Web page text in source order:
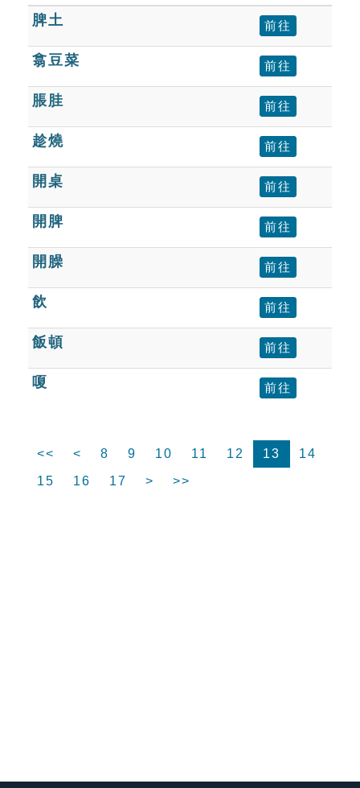
生命大百科索引
遊戲專區
教學應用
貓頭鷹博士
脾土 前往
翕豆菜 前往
脹胿 前往
趁燒 前往
開桌 前往
開脾 前往
開臊 前往
飲 前往
飯頓 前往
嗄 前往
<< < 8 9 10 11 12 13
14
15
16 17 > >>